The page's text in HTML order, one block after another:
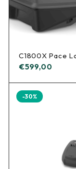
C1800X Pace
€599,00
-30%